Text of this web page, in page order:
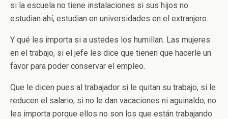
si la escuela no tiene instalaciones si sus hijos no
estudian ahí, estudian en universidades en el extranjero.
Y qué les importa si a ustedes los humillan. Las mujeres
en el trabajo, si el jefe les dice que tienen que hacerle un
favor para poder conservar el empleo.
Que le dicen pues al trabajador si le quitan su trabajo, si le
reducen el salario, si no le dan vacaciones ni aguinaldo, no
les importa porque ellos no son los que están trabajando.